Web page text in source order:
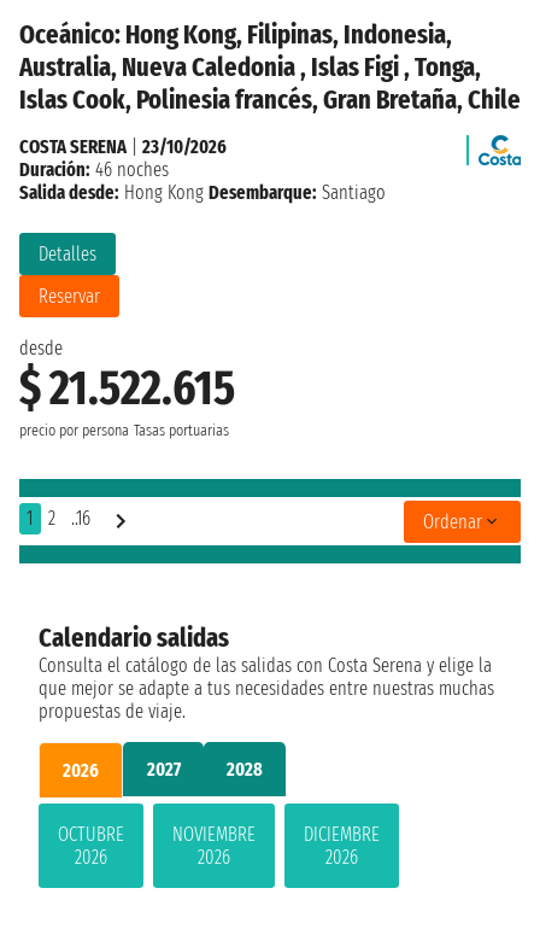
Oceánico: Hong Kong, Filipinas, Indonesia,
Australia, Nueva Caledonia , Islas Figi , Tonga,
Islas Cook, Polinesia francés, Gran Bretaña, Chile
desde
$ 21.522.615
precio por persona Tasas portuarias
Detalles
Reservar
COSTA SERENA| 23/10/2026
Duración: 46 noches
Salida desde: Hong Kong Desembarque: Santiago
1 2 ..16 Ordenar
Calendario salidas
Consulta el catálogo de las salidas con Costa Serena y elige la
que mejor se adapte a tus necesidades entre nuestras muchas
propuestas de viaje.
2026 2027 2028
OCTUBRE
2026
NOVIEMBRE
2026
DICIEMBRE
2026